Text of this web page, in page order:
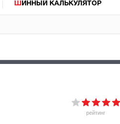
ШИННЫЙ КАЛЬКУЛЯТОР
рейтинг